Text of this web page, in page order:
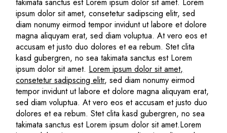
takimata sanctus est Lorem ipsum dolor sit amet. Lorem
ipsum dolor sit amet, consetetur sadipscing elitr, sed
diam nonumy eirmod tempor invidunt ut labore et dolore
magna aliquyam erat, sed diam voluptua. At vero eos et
accusam et justo duo dolores et ea rebum. Stet clita
kasd gubergren, no sea takimata sanctus est Lorem
ipsum dolor sit amet. Lorem ipsum dolor sit amet,
consetetur sadipscing elitr, sed diam nonumy eirmod
tempor invidunt ut labore et dolore magna aliquyam erat,
sed diam voluptua. At vero eos et accusam et justo duo
dolores et ea rebum. Stet clita kasd gubergren, no sea
takimata sanctus est Lorem ipsum dolor sit amet.Lorem